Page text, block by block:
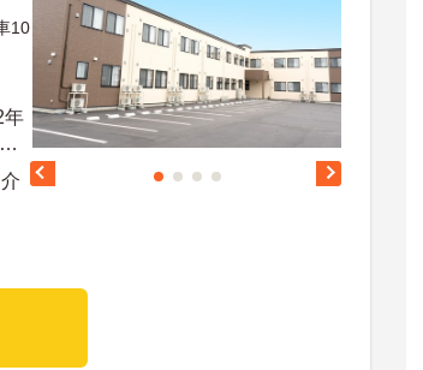
10
年
バ